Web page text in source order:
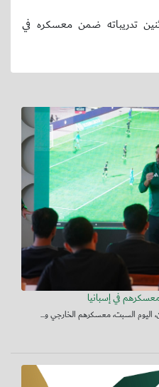
غدًا الإثنين تدريباته ضمن معسكره في
في إسبانيا
اليوم السبت، معسكرهم الخارجي و...